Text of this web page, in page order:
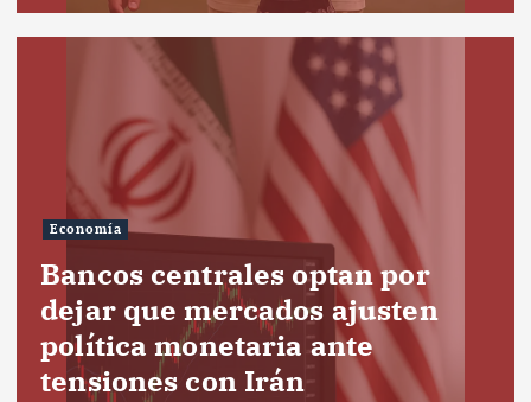
Economía
Bancos centrales optan por
dejar que mercados ajusten
política monetaria ante
tensiones con Irán